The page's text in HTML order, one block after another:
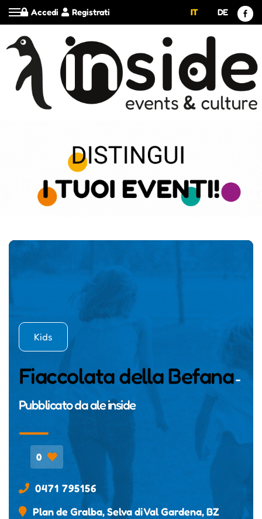
Registrati
Accedi IT DE
Kids
Fiaccolata della Befana-
Pubblicato daale inside
0
0471 795156
Plan de Gralba, Selva di Val Gardena, BZ